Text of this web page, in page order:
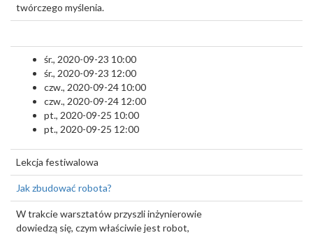
twórczego myślenia.
śr., 2020-09-23 10:00
śr., 2020-09-23 12:00
czw., 2020-09-24 10:00
czw., 2020-09-24 12:00
pt., 2020-09-25 10:00
pt., 2020-09-25 12:00
Lekcja festiwalowa
Jak zbudować robota?
W trakcie warsztatów przyszli inżynierowie
dowiedzą się, czym właściwie jest robot,